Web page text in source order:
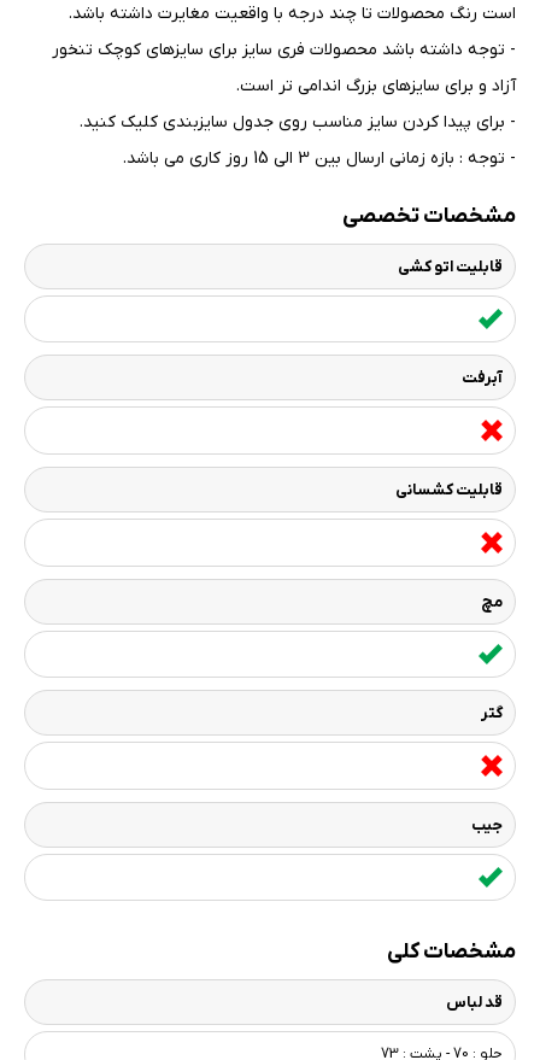
است رنگ محصولات تا چند درجه با واقعیت مغایرت داشته باشد.
- توجه داشته باشد محصولات فری سایز برای سایزهای کوچک تنخور
آزاد و برای سایزهای بزرگ اندامی تر است.
- برای پیدا کردن سایز مناسب روی جدول سایزبندی کلیک کنید.
- توجه : بازه زمانی ارسال بین 3 الی 15 روز کاری می باشد.
مشخصات تخصصی
قابلیت اتو کشی
آبرفت
قابلیت کشسانی
مچ
گتر
جیب
مشخصات کلی
قد لباس
جلو : 70 - پشت : 73